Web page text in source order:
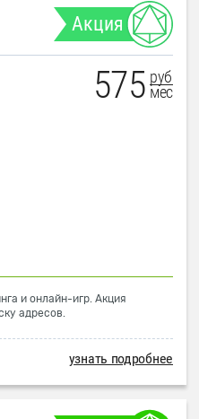
Акция
575 руб
мес
и онлайн-игр. Акция
адресов.
узнать подробнее